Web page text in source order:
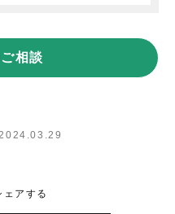
相談
ェアする